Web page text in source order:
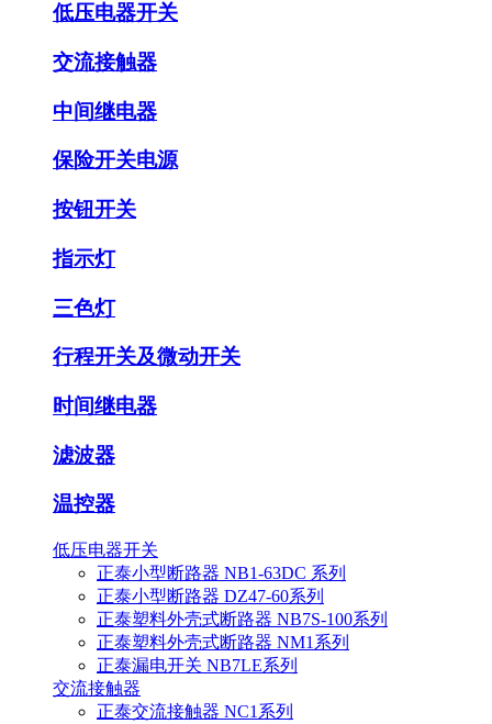
低压电器开关
交流接触器
中间继电器
保险开关电源
按钮开关
指示灯
三色灯
行程开关及微动开关
时间继电器
滤波器
温控器
低压电器开关
正泰小型断路器 NB1-63DC 系列
正泰小型断路器 DZ47-60系列
正泰塑料外壳式断路器 NB7S-100系列
正泰塑料外壳式断路器 NM1系列
正泰漏电开关 NB7LE系列
交流接触器
正泰交流接触器 NC1系列